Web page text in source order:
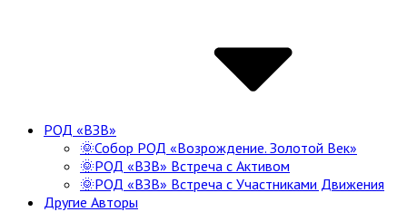
РОД «ВЗВ»
🌞Собор РОД «Возрождение. Золотой Век»
🌞РОД «ВЗВ» Встреча с Активом
🌞РОД «ВЗВ» Встреча с Участниками Движения
Другие Авторы